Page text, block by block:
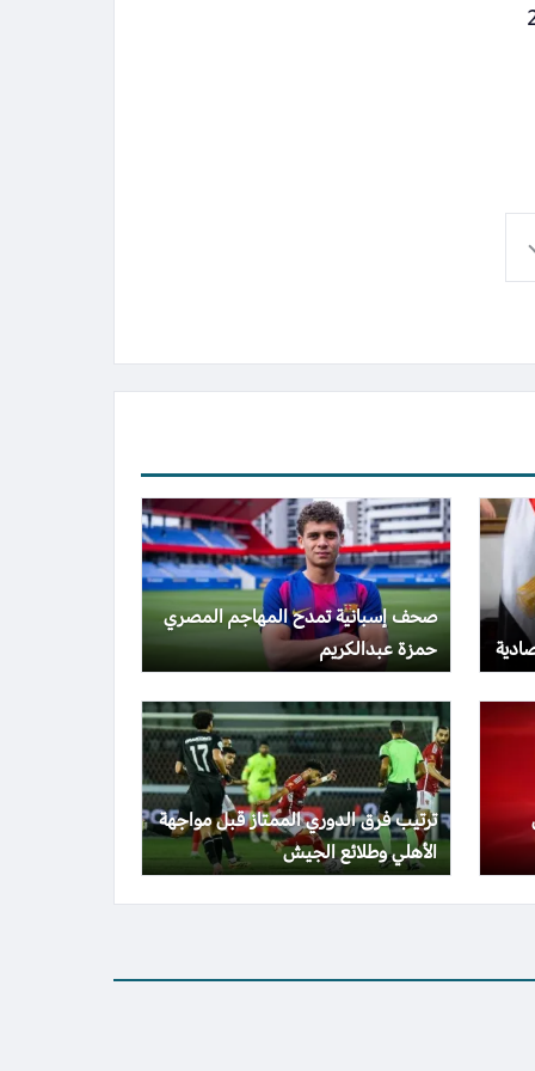
يوم الخميس 29
صحف إسبانية تمدح المهاجم المصري
حمزة عبدالكريم
ترتيب فرق الدوري الممتاز قبل مواجهة
الأهلي وطلائع الجيش